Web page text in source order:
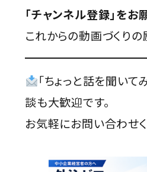
「チャンネル登録」をお
これからの動画づくりの
「ちょっと話を聞いて
談も大歓迎です。
お気軽にお問い合わせく